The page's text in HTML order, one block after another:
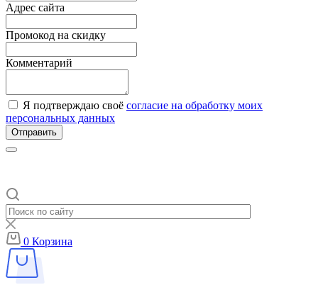
Адрес сайта
Промокод на скидку
Комментарий
Я подтверждаю своё согласие на обработку моих
персональных данных
Отправить
0 Корзина